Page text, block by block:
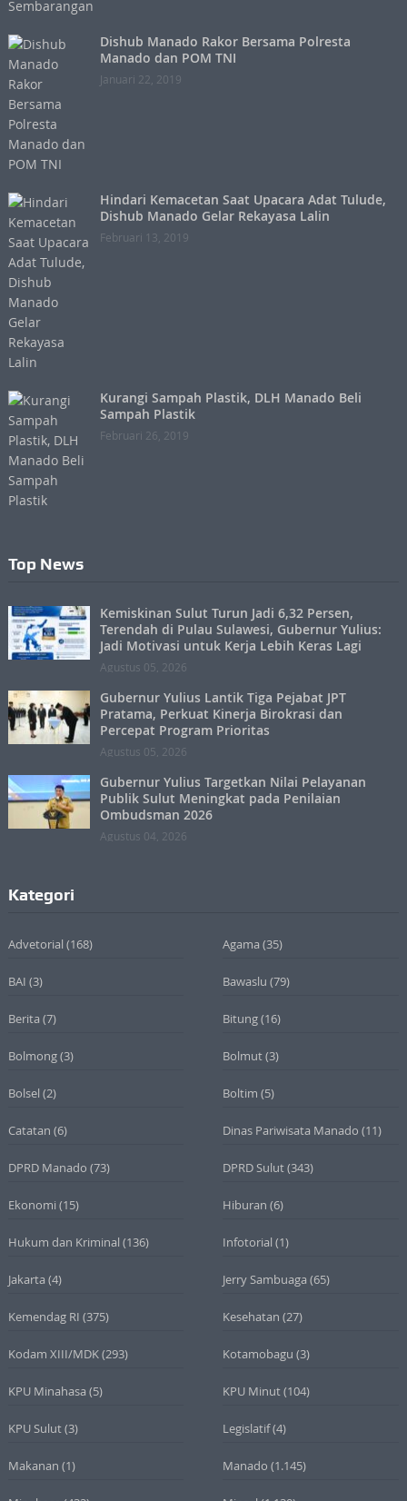
Dishub Manado Rakor Bersama Polresta
Manado dan POM TNI
Januari 22, 2019
Hindari Kemacetan Saat Upacara Adat Tulude,
Dishub Manado Gelar Rekayasa Lalin
Februari 13, 2019
Kurangi Sampah Plastik, DLH Manado Beli
Sampah Plastik
Februari 26, 2019
Top News
Kemiskinan Sulut Turun Jadi 6,32 Persen,
Terendah di Pulau Sulawesi, Gubernur Yulius:
Jadi Motivasi untuk Kerja Lebih Keras Lagi
Agustus 05, 2026
Gubernur Yulius Lantik Tiga Pejabat JPT
Pratama, Perkuat Kinerja Birokrasi dan
Percepat Program Prioritas
Agustus 05, 2026
Gubernur Yulius Targetkan Nilai Pelayanan
Publik Sulut Meningkat pada Penilaian
Ombudsman 2026
Agustus 04, 2026
Kategori
Advetorial (168) Agama (35)
BAI (3) Bawaslu (79)
Berita (7) Bitung(16)
Bolmong(3) Bolmut(3)
Bolsel (2) Boltim (5)
Catatan (6) Dinas Pariwisata Manado (11)
DPRD Manado (73) DPRD Sulut(343)
Ekonomi (15) Hiburan (6)
Hukum dan Kriminal (136) Infotorial (1)
Jakarta (4) Jerry Sambuaga (65)
Kemendag RI (375) Kesehatan (27)
Kodam XIII/MDK(293) Kotamobagu (3)
KPU Minahasa (5) KPU Minut(104)
KPU Sulut(3) Legislatif(4)
Makanan (1) Manado (1.145)